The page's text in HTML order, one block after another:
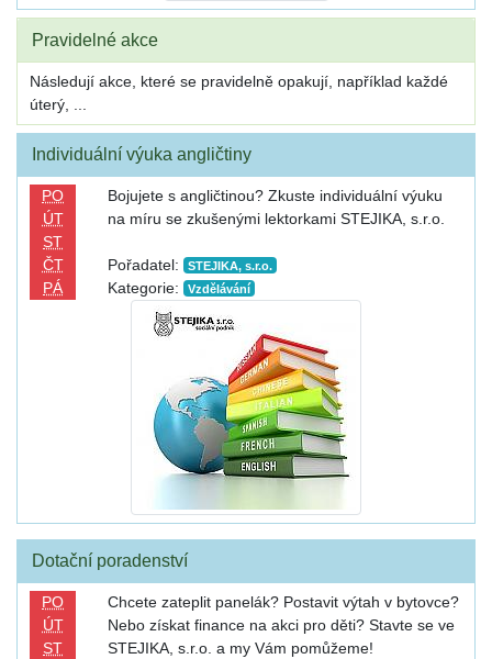
Pravidelné akce
Následují akce, které se pravidelně opakují, například každé
úterý, ...
Individuální výuka angličtiny
PO
ÚT
ST
ČT
PÁ
Bojujete s angličtinou? Zkuste individuální výuku
na míru se zkušenými lektorkami STEJIKA, s.r.o.
Pořadatel: STEJIKA, s.r.o.
Kategorie: Vzdělávání
Dotační poradenství
PO
ÚT
ST
Chcete zateplit panelák? Postavit výtah v bytovce?
Nebo získat finance na akci pro děti? Stavte se ve
STEJIKA, s.r.o. a my Vám pomůžeme!